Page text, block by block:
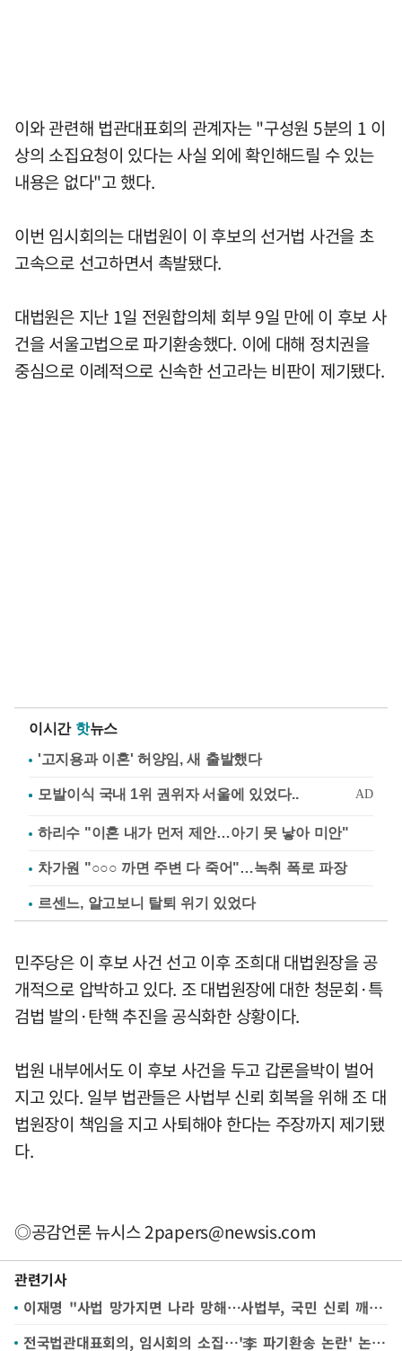
이와 관련해 법관대표회의 관계자는 "구성원 5분의 1 이
상의 소집요청이 있다는 사실 외에 확인해드릴 수 있는
내용은 없다"고 했다.
이번 임시회의는 대법원이 이 후보의 선거법 사건을 초
고속으로 선고하면서 촉발됐다.
대법원은 지난 1일 전원합의체 회부 9일 만에 이 후보 사
건을 서울고법으로 파기환송했다. 이에 대해 정치권을
중심으로 이례적으로 신속한 선고라는 비판이 제기됐다.
이시간 핫뉴스
'고지용과 이혼' 허양임, 새 출발했다
하리수 "이혼 내가 먼저 제안…아기 못 낳아 미안"
차가원 "○○○ 까면 주변 다 죽어"…녹취 폭로 파장
르센느, 알고보니 탈퇴 위기 있었다
민주당은 이 후보 사건 선고 이후 조희대 대법원장을 공
개적으로 압박하고 있다. 조 대법원장에 대한 청문회·특
검법 발의·탄핵 추진을 공식화한 상황이다.
법원 내부에서도 이 후보 사건을 두고 갑론을박이 벌어
지고 있다. 일부 법관들은 사법부 신뢰 회복을 위해 조 대
법원장이 책임을 지고 사퇴해야 한다는 주장까지 제기됐
다.
◎공감언론 뉴시스2papers@newsis.com
관련기사
이재명 "사법 망가지면 나라 망해…사법부, 국민 신뢰 깨지 말아야"
전국법관대표회의, 임시회의 소집…'李 파기환송 논란' 논의(종합)